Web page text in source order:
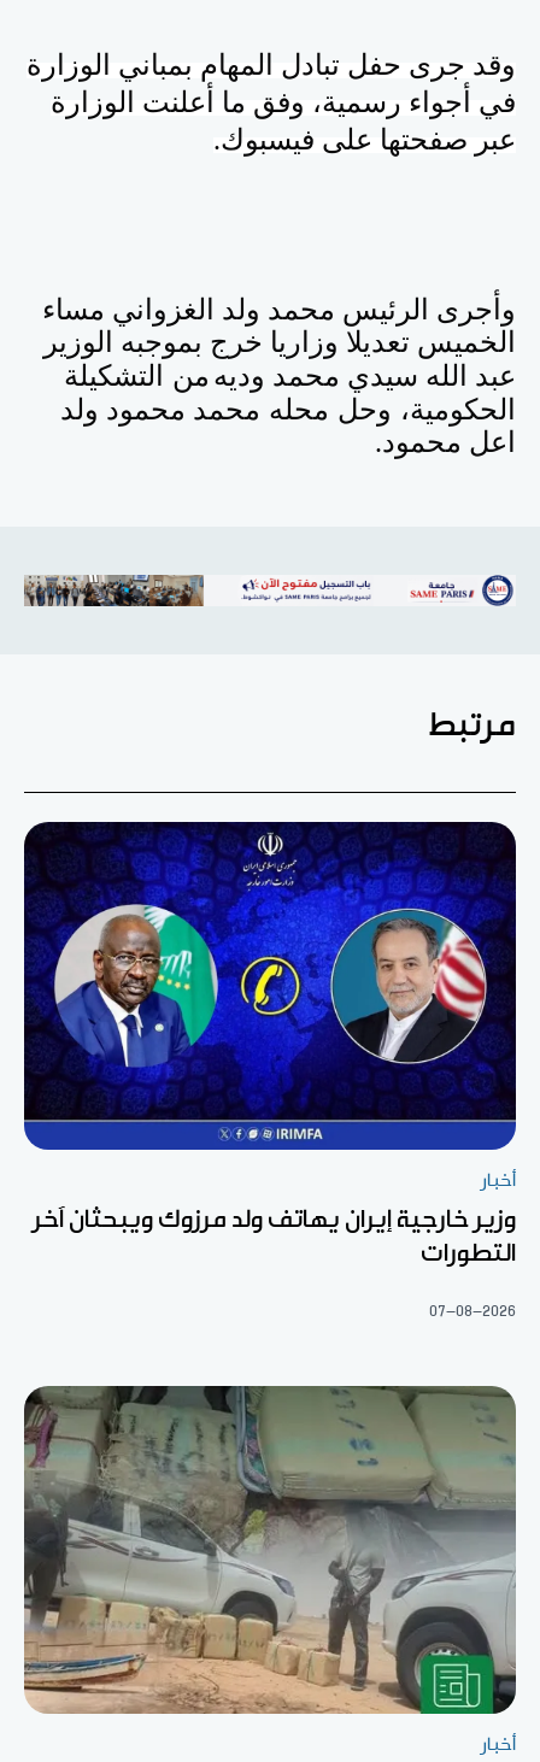
وقد جرى حفل تبادل المهام بمباني الوزارة
في أجواء رسمية، وفق ما أعلنت الوزارة
عبر صفحتها على فيسبوك.
وأجرى الرئيس محمد ولد الغزواني مساء
الخميس تعديلا وزاريا خرج بموجبه الوزير
عبد الله سيدي محمد وديه من التشكيلة
الحكومية، وحل محله محمد محمود ولد
اعل محمود.
مرتبط
أخبار
وزير خارجية إيران يهاتف ولد مرزوك ويبحثان آخر
التطورات
07-08-2026
أخبار